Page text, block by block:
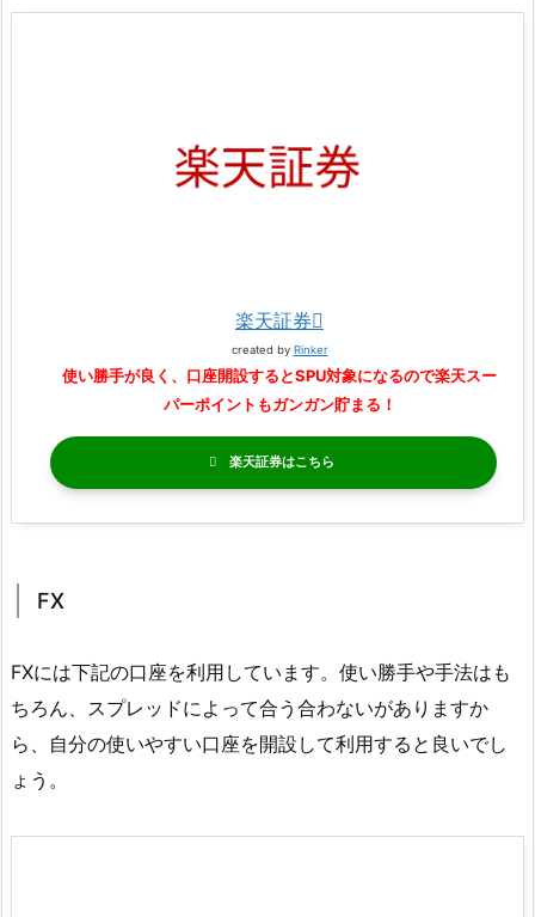
楽天証券
created by Rinker
使い勝手が良く、口座開設するとSPU対象になるので楽天スー
パーポイントもガンガン貯まる！
楽天証券
FX
FXには下記の口座を利用しています。使い勝手や手法はも
ちろん、スプレッドによって合う合わないがありますか
ら、自分の使いやすい口座を開設して利用すると良いでし
ょう。